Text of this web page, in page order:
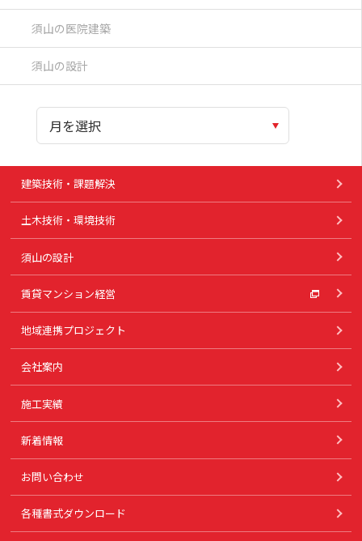
須山の医院建築
須山の設計
建築技術・課題解決
土木技術・環境技術
須山の設計
賃貸マンション経営
地域連携プロジェクト
会社案内
施工実績
新着情報
お問い合わせ
各種書式ダウンロード